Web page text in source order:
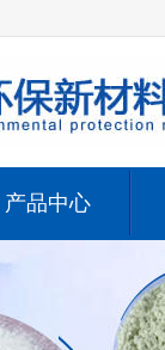
产品中心